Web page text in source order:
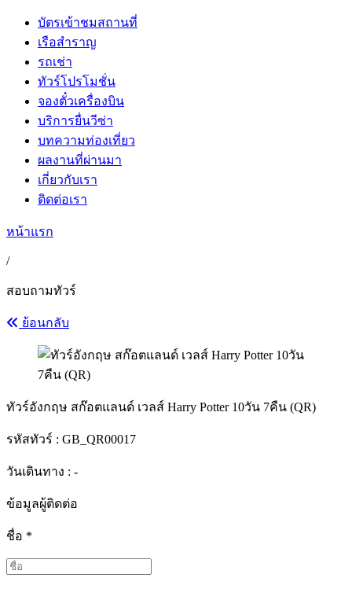
บัตรเข้าชมสถานที่
เรือสำราญ
รถเช่า
ทัวร์โปรโมชั่น
จองตั๋วเครื่องบิน
บริการยื่นวีซ่า
บทความท่องเที่ยว
ผลงานที่ผ่านมา
เกี่ยวกับเรา
ติดต่อเรา
หน้าแรก
/
สอบถามทัวร์
ย้อนกลับ
ทัวร์อังกฤษ สก๊อตแลนด์ เวลส์ Harry Potter 10วัน 7คืน (QR)
รหัสทัวร์ : GB_QR00017
วันเดินทาง : -
ข้อมูลผู้ติดต่อ
ชื่อ *